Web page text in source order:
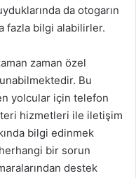
da otogarın
fazla bilgi alabilirler.
zaman özel
Bu
yolcular için telefon
hizmetleri ile iletişim
bilgi edinmek
bir sorun
destek